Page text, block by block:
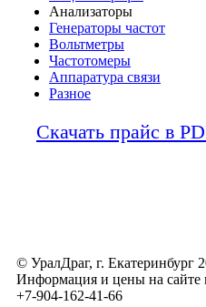
Анализаторы
Генераторы частот
Вольтметры
Частотомеры
Аппаратура связи
Разное
Скачать прайс в
© УралДраг, г. Екатеринбург
Информация и цены на сайте
+7-904-162-41-66